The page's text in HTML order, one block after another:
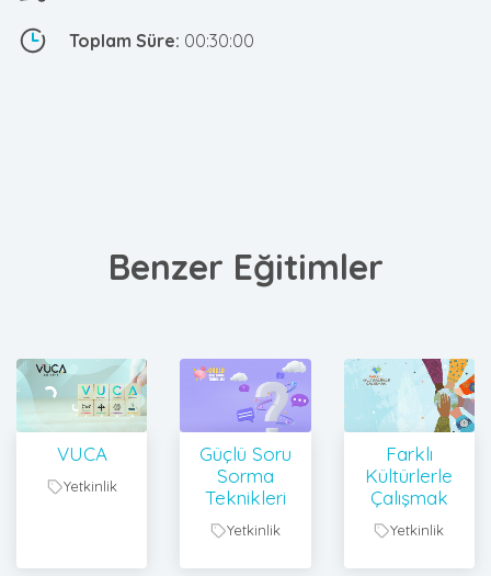
Toplam Süre: 00:30:00
Benzer Eğitimler
VUCA
Yetkinlik
Güçlü Soru
Sorma
Teknikleri
Yetkinlik
Farklı
Kültürlerle
Çalışmak
Yetkinlik